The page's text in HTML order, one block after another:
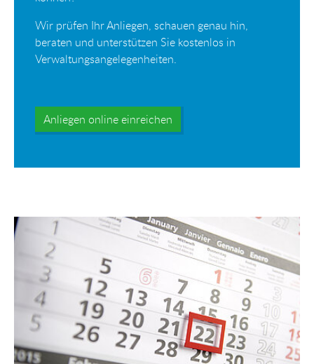
Wir prüfen Ihr Anliegen, schauen genau hin,
beraten und unterstützen Sie kostenlos in
Verwaltungsangelegenheiten.
Anliegen online einreichen